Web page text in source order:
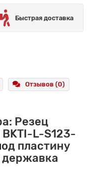
Быстрая доставка
Отзывов (0)
Резец
L-S123-
пластину
державка